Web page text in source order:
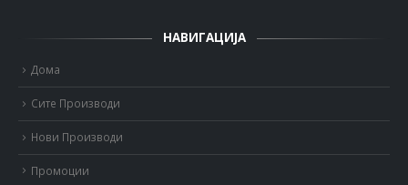
НАВИГАЦИЈА
Дома
Сите Производи
Нови Производи
Промоции